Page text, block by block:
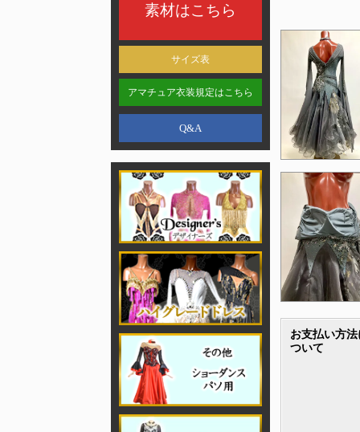
素材はこちら
サイズ表
アマチュア衣装規定はこちら
Q&A
お支払い方法
ついて